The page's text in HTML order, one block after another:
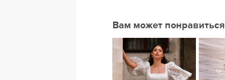
Вам может понравиться